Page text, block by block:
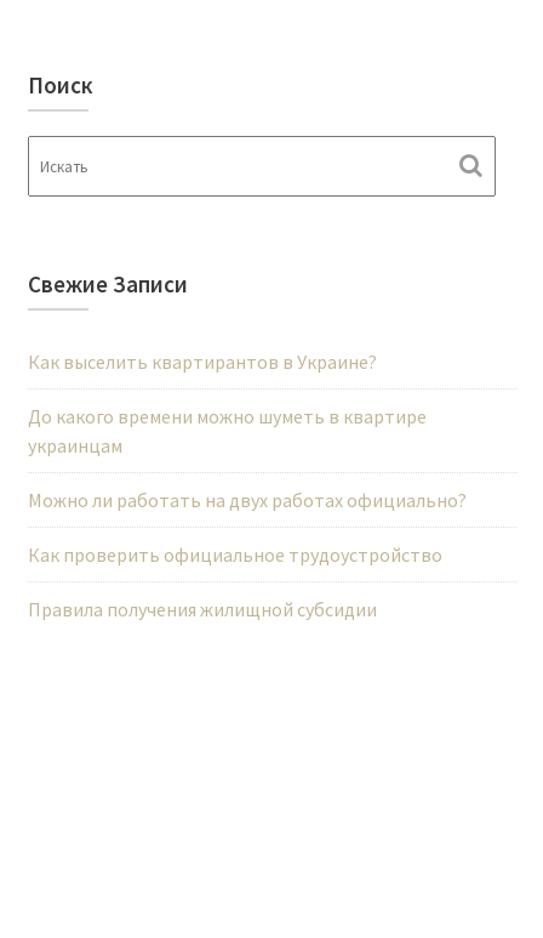
ц
и
п
з
а
п
и
с
я
м
Поиск
Свежие Записи
Как выселить квартирантов в Украине?
До какого времени можно шуметь в квартире
украинцам
Можно ли работать на двух работах официально?
Как проверить официальное трудоустройство
Правила получения жилищной субсидии